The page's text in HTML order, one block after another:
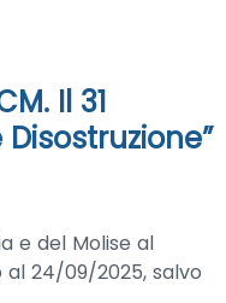
Il 31
e del Molise al
24/09/2025, salvo